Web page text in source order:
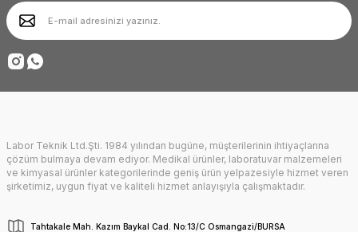
Labor Teknik Ltd.Şti. 1984 yılından bugüne, müşterilerinin ihtiyaçlarına
çözüm bulmaya devam ediyor. Medikal ürünler, laboratuvar malzemeleri
ve kimyasal ürünler kategorilerinde geniş ürün yelpazesiyle hizmet veren
şirketimiz, uygun fiyat ve kaliteli hizmet anlayışıyla çalışmaktadır.
Tahtakale Mah. Kazım Baykal Cad. No:13/C Osmangazi/BURSA